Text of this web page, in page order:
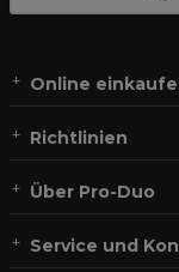
Online
Richtlinien
Über Pro-Duo
Service und